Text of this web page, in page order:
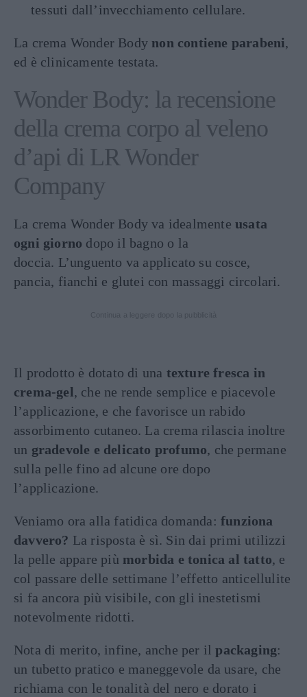
tessuti dall’invecchiamento cellulare.
La crema Wonder Body non contiene parabeni,
ed è clinicamente testata.
Wonder Body: la recensione
della crema corpo al veleno
d’api di LR Wonder
Company
La crema Wonder Body va idealmente usata
ogni giorno dopo il bagno o la
doccia. L’unguento va applicato su cosce,
pancia, fianchi e glutei con massaggi circolari.
Il prodotto è dotato di una texture fresca in
crema-gel, che ne rende semplice e piacevole
l’applicazione, e che favorisce un rabido
assorbimento cutaneo. La crema rilascia inoltre
un gradevole e delicato profumo, che permane
sulla pelle fino ad alcune ore dopo
l’applicazione.
Veniamo ora alla fatidica domanda: funziona
davvero? La risposta è sì. Sin dai primi utilizzi
la pelle appare più morbida e tonica al tatto, e
col passare delle settimane l’effetto anticellulite
si fa ancora più visibile, con gli inestetismi
notevolmente ridotti.
Nota di merito, infine, anche per ilpackaging:
un tubetto pratico e maneggevole da usare, che
richiama con le tonalità del nero e dorato i